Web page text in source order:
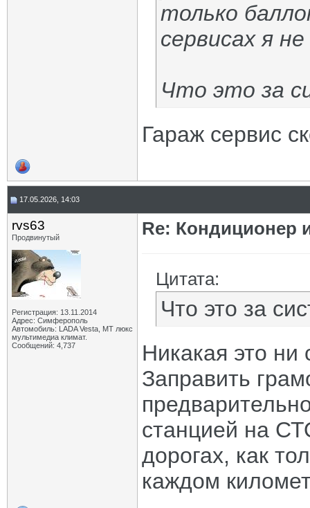
только
сервисах я
Что это за
Гараж сервис
17.05.2026, 14:03
rvs63
Продвинутый
Регистрация: 13.11.2014
Адрес: Симферополь
Автомобиль: LADA Vesta, МТ люкс
мультимедиа климат.
Сообщений: 4,737
Re: Кондиционер
Цитата:
Что это за
Никакая это ни
Заправить
станцией на
дорогах, как
каждом